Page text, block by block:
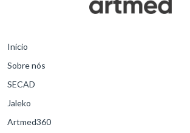
Início
Sobre nós
SECAD
Jaleko
Artmed360